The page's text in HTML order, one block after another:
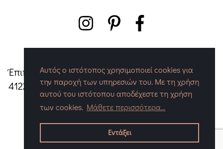
Αυτός ο ιστότοπος χρησιμοποιεί cookies για
την παροχή των υπηρεσιών του. Με τη χρήση
αυτού του ιστότοπου αποδέχεστε τη χρήση
των cookies. Μάθετε περισσότερα...
Εντάξει
Έπιπλα Ένθεσις - Τσαπερλής Γιώργος |Λαγού 55,
41222, Λάρισα |Τηλ./Fax:+30 2410 671052 |Mail:
info@enthesis.gr
COPYRIGHT © 2026 ΈΠΙΠΛΑ ΈΝΘΕΣΙΣ. ΜΕ ΤΗΝ ΕΠΙΦΎΛΑΞΗ
ΠΑΝΤΌΣ ΔΙΚΑΙΏΜΑΤΟΣ. DESIGNED & BUILT BY
POWERED BYCHERRY PLUS.